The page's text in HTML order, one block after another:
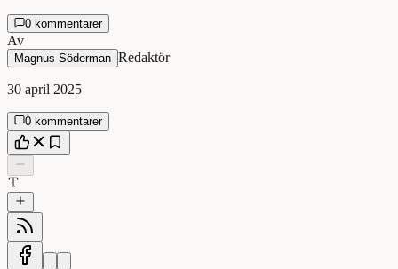
0 kommentarer
Av
Magnus Söderman Redaktör
30 april 2025
0 kommentarer